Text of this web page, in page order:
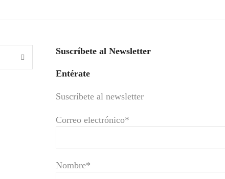
Suscríbete al Newsletter
Entérate
Suscríbete al newsletter
Correo electrónico*
Nombre*